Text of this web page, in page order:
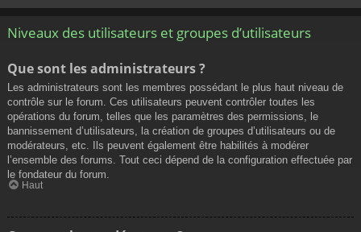
Niveaux des utilisateurs et groupes d’utilisateurs
Que sont les administrateurs ?
Les administrateurs sont les membres possédant le plus haut niveau de
contrôle sur le forum. Ces utilisateurs peuvent contrôler toutes les
opérations du forum, telles que les paramètres des permissions, le
bannissement d’utilisateurs, la création de groupes d’utilisateurs ou de
modérateurs, etc. Ils peuvent également être habilités à modérer
l’ensemble des forums. Tout ceci dépend de la configuration effectuée par
le fondateur du forum.
Haut